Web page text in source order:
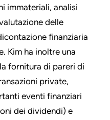
immateriali, analisi
delle
finanziaria
Kim ha inoltre una
fornitura di pareri di
private,
eventi finanziari
dei dividendi) e